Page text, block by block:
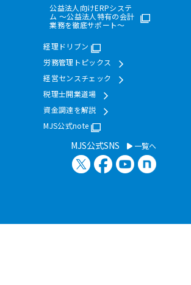
公益法人向けERPシステ
ム ～公益法人特有の会計
業務を徹底サポート～
経理ドリブン
労務管理トピックス
経営センスチェック
税理士開業道場
資金調達を解説
MJS公式note
MJS公式SNS 一覧へ
X（旧Twitter）
Facebook
YouTube
note